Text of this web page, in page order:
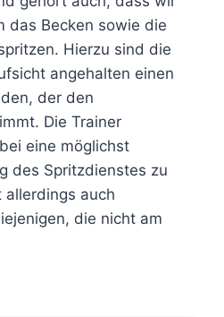
das Becken sowie die
Hierzu sind die
angehalten einen
der den
Die Trainer
eine möglichst
des Spritzdienstes zu
allerdings auch
die nicht am